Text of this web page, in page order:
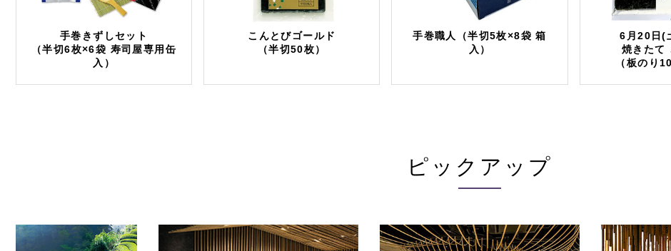
手巻きずしセット
（半切6枚×6袋 寿司屋専用缶
入）
こんとびゴールド
（半切50枚）
手巻職人（半切5枚×8袋 箱
入）
6月20日(
焼きたて
（板のり
ピックアップ